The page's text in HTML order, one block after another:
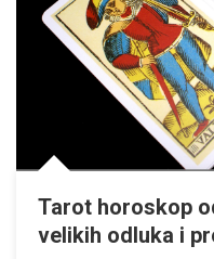
Tarot horoskop
velikih odluka i